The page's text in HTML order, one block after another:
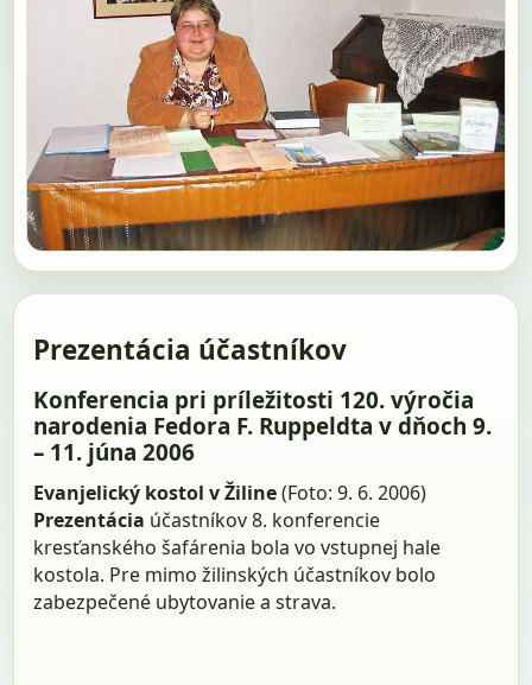
Prezentácia účastníkov
Konferencia pri príležitosti 120. výročia
narodenia Fedora F. Ruppeldta v dňoch 9.
– 11. júna 2006
Evanjelický kostol v Žiline(Foto: 9. 6. 2006)
Prezentácia účastníkov 8. konferencie
kresťanského šafárenia bola vo vstupnej hale
kostola. Pre mimo žilinských účastníkov bolo
zabezpečené ubytovanie a strava.